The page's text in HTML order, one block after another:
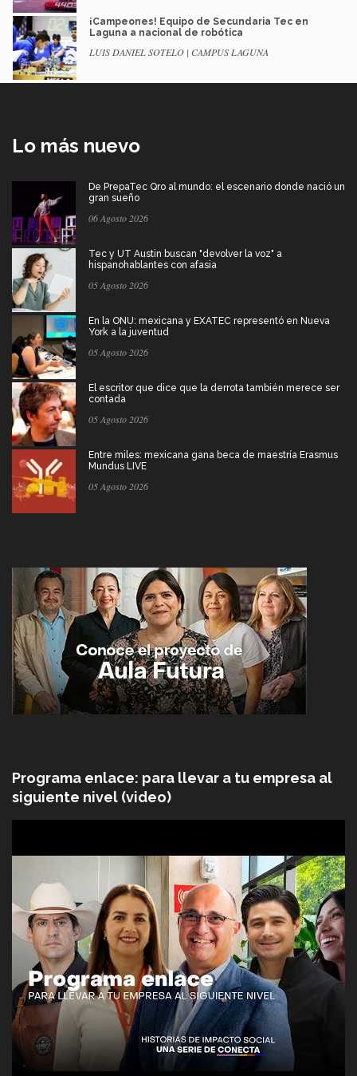
¡Campeones! Equipo de Secundaria Tec en
Laguna a nacional de robótica
LUIS DANIEL SOTELO | CAMPUS LAGUNA
Lo más nuevo
De PrepaTec Qro al mundo: el escenario donde nació un
gran sueño
06 Agosto 2026
Tec y UT Austin buscan "devolver la voz" a
hispanohablantes con afasia
05 Agosto 2026
En la ONU: mexicana y EXATEC representó en Nueva
York a la juventud
05 Agosto 2026
El escritor que dice que la derrota también merece ser
contada
05 Agosto 2026
Entre miles: mexicana gana beca de maestría Erasmus
Mundus LIVE
05 Agosto 2026
Programa enlace: para llevar a tu empresa al
siguiente nivel (video)